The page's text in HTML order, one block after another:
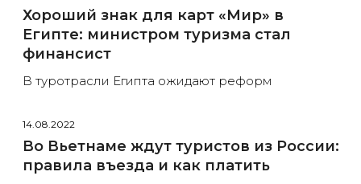
Хороший знак для карт «Мир» в
Египте: министром туризма стал
финансист
В туротрасли Египта ожидают реформ
14.08.2022
Во Вьетнаме ждут туристов из России:
правила въезда и как платить